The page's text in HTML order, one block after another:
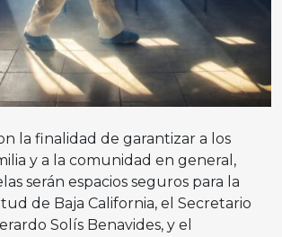
la finalidad de garantizar a los
y a la comunidad en general,
serán espacios seguros para la
de Baja California, el Secretario
Solís Benavides, y el